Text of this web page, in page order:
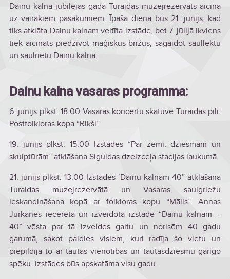
Dainu kalna jubilejas gadā Turaidas muzejrezervāts aicina
uz vairākiem pasākumiem. Īpaša diena būs 21. jūnijs, kad
tiks atklāta Dainu kalnam veltīta izstāde, bet 7. jūlijā ikviens
tiek aicināts piedzīvot maģiskus brīžus, sagaidot saullēktu
un saulrietu Dainu kalnā.
Dainu kalna vasaras programma:
6. jūnijs plkst. 18.00 Vasaras koncertu skatuve Turaidas pilī.
Postfolkloras kopa “Rikši”
19. jūnijs plkst. 15.00 Izstādes “Par zemi, dziesmām un
skulptūrām” atklāšana Siguldas dzelzceļa stacijas laukumā
21. jūnijs plkst. 13.00 Izstādes ‘Dainu kalnam 40” atklāšana
Turaidas muzejrezervātā un Vasaras saulgriežu
ieskandināšana kopā ar folkloras kopu “Mālis”. Annas
Jurkānes iecerētā un izveidotā izstāde “Dainu kalnam –
40” vēsta par tā izveides gaitu un norisēm 40 gadu
garumā, sakot paldies visiem, kuri radīja šo vietu un
piepildīja to ar tautas vienotības un tautasdziesmu garīgo
spēku. Izstādes būs apskatāma visu gadu.